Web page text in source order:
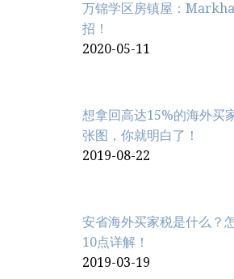
万锦学区房镇屋：
招！
2020-05-11
想拿回高达15%的海外买
张图，你就明白了！
2019-08-22
安省海外买家税是什么？
10点详解！
2019-03-19